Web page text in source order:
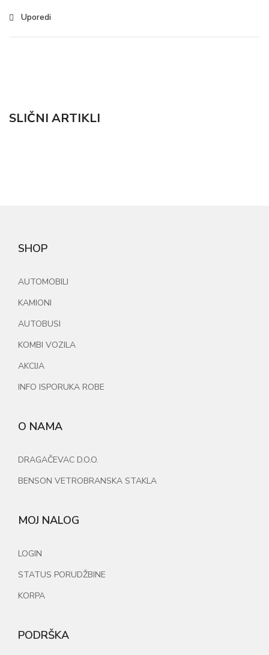
Uporedi
SLIČNI ARTIKLI
SHOP
AUTOMOBILI
KAMIONI
AUTOBUSI
KOMBI VOZILA
AKCIJA
INFO ISPORUKA ROBE
O NAMA
DRAGAČEVAC D.O.O.
BENSON VETROBRANSKA STAKLA
MOJ NALOG
LOGIN
STATUS PORUDŽBINE
KORPA
PODRŠKA